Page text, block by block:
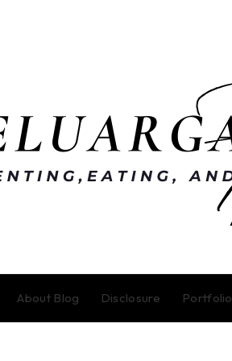
About Blog Disclosure Portfolio